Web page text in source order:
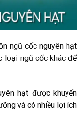
ngũ cốc nguyên hạt
loại ngũ cốc khác để
hạt được khuyến
và có nhiều lợi ích